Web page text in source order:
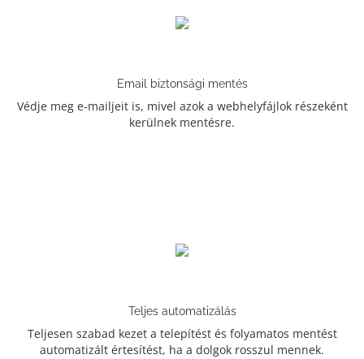
Email biztonsági mentés
Védje meg e-mailjeit is, mivel azok a webhelyfájlok részeként
kerülnek mentésre.
Teljes automatizálás
Teljesen szabad kezet a telepítést és folyamatos mentést
automatizált értesítést, ha a dolgok rosszul mennek.